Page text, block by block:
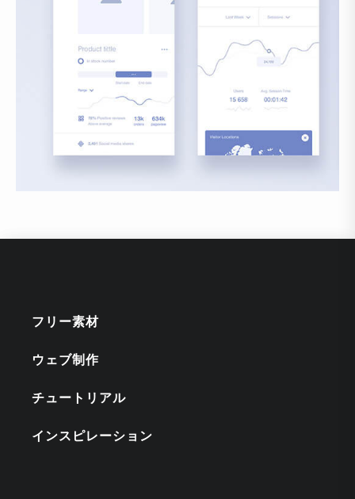
フリー素材
ウェブ制作
チュートリアル
インスピレーション